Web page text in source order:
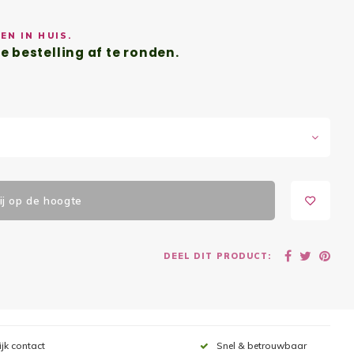
IN HUIS.
bestelling af te ronden.
op de hoogte
DEEL DIT PRODUCT:
contact Snel & betrouwbaar